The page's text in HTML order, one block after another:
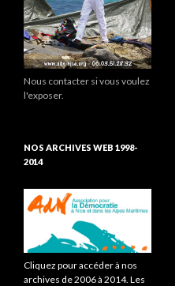
Nous contacter si vous voulez
l'exposer.
NOS ARCHIVES WEB 1998-
2014
Cliquez pour accéder à nos
archives de 2006 à 2014. Les